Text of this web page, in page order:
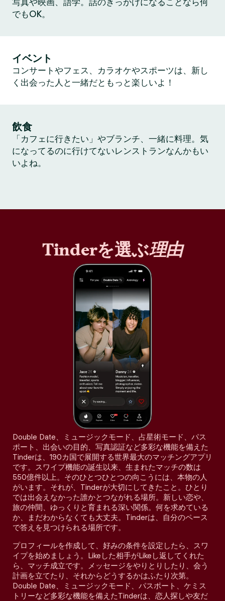
写真や映画、語学。話のきっかけになることなら何
でもOK。
イベント
コンサートやフェス、カラオケやスポーツは、新し
く出会った人と一緒だともっと楽しいよ！
飲食
「カフェに行きたい」やブランチ、一緒に料理。気
になってるのに行けてないレンストランなんかもい
いよね。
Tinderを選ぶ理由
Double Date、ミュージックモード、占星術モード、パス
ポート、出会いの目的、写真認証など多彩な機能を備えた
Tinderは、190カ国で展開する世界最大のマッチングアプリ
です。スワイプ機能の誕生以来、生まれたマッチの数は
550億件以上。そのひとつひとつの向こうには、本物の人
がいます。それが、Tinderが大切にしてきたこと。ひとり
では出会えなかった誰かとつながれる場所。新しい恋や、
旅の仲間、ゆっくりと育まれる深い関係。何を求めている
か、まだわからなくても大丈夫。Tinderは、自分のペース
で答えを見つけられる場所です。
プロフィールを作成して、好みの条件を設定したら、スワ
イプを始めましょう。Likeした相手がLikeし返してくれた
ら、マッチ成立です。メッセージをやりとりしたり、会う
計画を立てたり、それからどうするかはふたり次第。
Double Date、ミュージックモード、パスポート、ケミス
トリーなど多彩な機能を備えたTinderは、恋人探しや友だ